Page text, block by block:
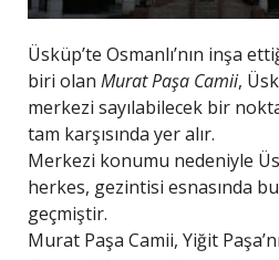
Üsküp’te Osmanlı’nın inşa
biri olan Murat Paşa Camii,
merkezi sayılabilecek bir
tam karşısında yer alır.
Merkezi konumu nedeniyle
herkes, gezintisi esnasında
geçmiştir.
Murat Paşa Camii, Yiğit